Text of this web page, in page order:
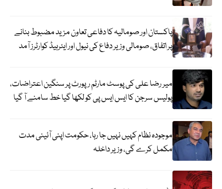
پاکستان اور صومالیہ کا دفاعی تعاون مزید مضبوط بنانے
پر اتفاق، صومالی وزیر دفاع کی نیول اور ایئرہیڈ کوارٹرز آمد
میر رضا علی کی پوسٹ مارٹم رپورٹ پر سنگین اعتراضات،
پولیس سرجن کا ایس ایس پی کو لکھا گیا خط سامنے آ گیا
موجودہ نظام کہیں نہیں جا رہا، حکومت اپنی آئینی مدت
مکمل کرے گی، وزیر داخلہ